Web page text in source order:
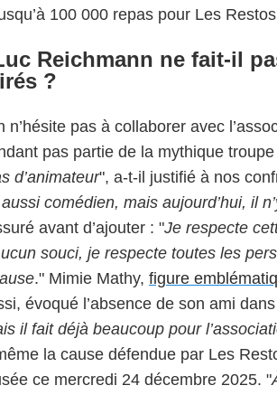
100 000 repas pour Les
Reichmann ne fait-il
?
n’hésite pas à collaborer avec
pas partie de la mythique
d’animateur", a-t-il justifié à nos
comédien, mais aujourd’hui, il
avant d’ajouter : "Je respecte
souci, je respecte toutes les
." Mimie Mathy, figure
évoqué l’absence de son ami
il fait déjà beaucoup pour
la cause défendue par Les
ce mercredi 24 décembre 2025. "